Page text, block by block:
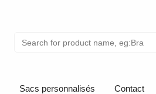
Sacs personnalisés Contact